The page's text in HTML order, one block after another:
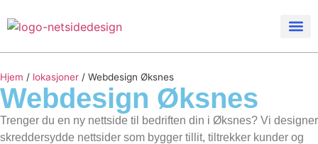
Hjem / lokasjoner / Webdesign Øksnes
Webdesign Øksnes
Trenger du en ny nettside til bedriften din i Øksnes? Vi designer
skreddersydde nettsider som bygger tillit, tiltrekker kunder og